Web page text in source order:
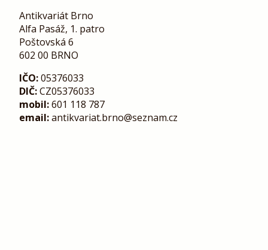
Antikvariát Brno
Alfa Pasáž, 1. patro
Poštovská 6
602 00 BRNO
IČO:05376033
DIČ:CZ05376033
mobil:601 118 787
email:antikvariat.brno@seznam.cz